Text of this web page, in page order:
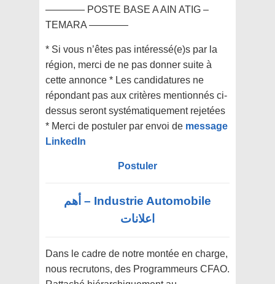
———— POSTE BASE A AIN ATIG –
TEMARA ————
* Si vous n’êtes pas intéressé(e)s par la
région, merci de ne pas donner suite à
cette annonce * Les candidatures ne
répondant pas aux critères mentionnés ci-
dessus seront systématiquement rejetées
* Merci de postuler par envoi de message
LinkedIn
Postuler
Industrie Automobile – أهم
اعلانات
Dans le cadre de notre montée en charge,
nous recrutons, des Programmeurs CFAO.